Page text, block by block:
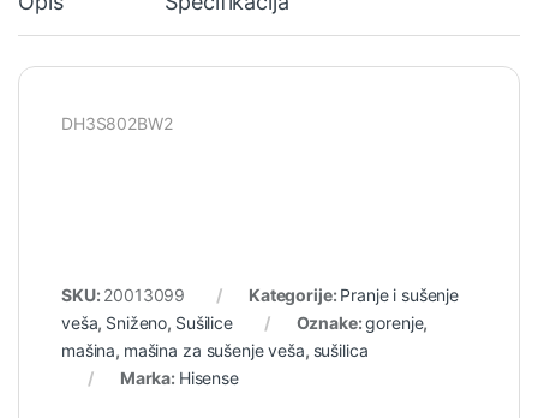
DH3S802BW2
SKU: 20013099 Kategorije: Pranje i sušenje
veša, Sniženo, Sušilice Oznake:gorenje,
mašina, mašina za sušenje veša, sušilica
Marka: Hisense